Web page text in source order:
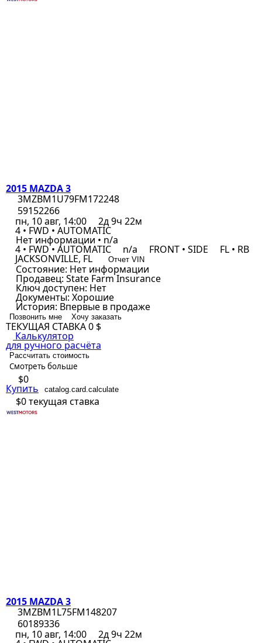
2015 MAZDA 3
3MZBM1U79FM172248
59152266
пн, 10 авг, 14:00
2д 9ч 22м
4 • FWD • AUTOMATIC
Нет информации • n/a
4 • FWD • AUTOMATIC n/a FRONT • SIDE FL • RB
JACKSONVILLE, FL Отчет VIN
Состояние: Нет информации
Продавец: State Farm Insurance
Ключ доступен: Нет
Документы: Хорошие
История: Впервые в продаже
Позвонить мне Хочу заказать
ТЕКУЩАЯ СТАВКА0 $
Калькулятор
для ручного расчёта
Рассчитать стоимость
Смотреть больше
$0
Купить catalog.card.calculate
$0текущая ставка
2015 MAZDA 3
3MZBM1L75FM148207
60189336
пн, 10 авг, 14:00
2д 9ч 22м